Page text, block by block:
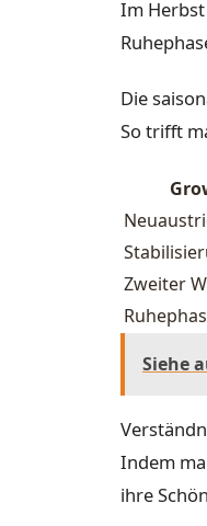
Im
Die
So trifft
Zweiter
Siehe
Indem
ihre